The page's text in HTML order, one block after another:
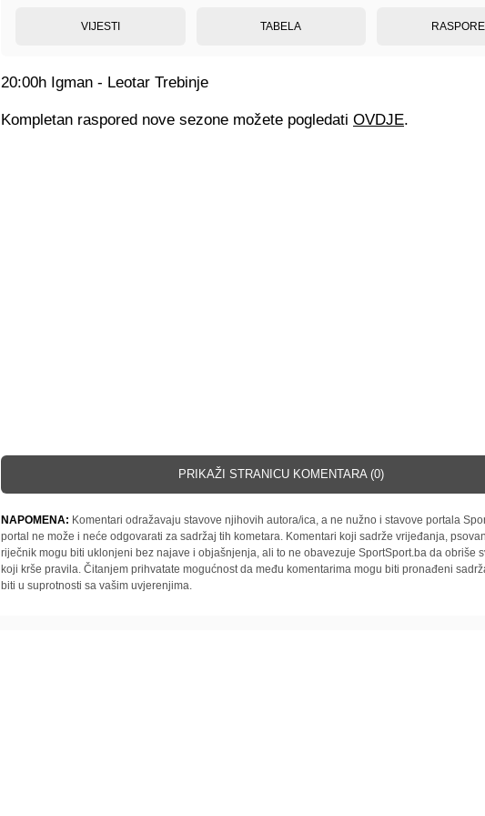
VIJESTI TABELA
20:00h Igman - Leotar Trebinje
Kompletan raspored nove sezone možete pogledati OVDJE.
PRIKAŽI STRANICU KOMENTARA (0)
NAPOMENA: Komentari odražavaju stavove njihovih autora/ica, a ne nužno i stavove portala
portal ne može i neće odgovarati za sadržaj tih kometara. Komentari koji sadrže vrijeđanja,
riječnik mogu biti uklonjeni bez najave i objašnjenja, ali to ne obavezuje SportSport.ba da obriše
koji krše pravila. Čitanjem prihvatate mogućnost da među komentarima mogu biti pronađeni
biti u suprotnosti sa vašim uvjerenjima.